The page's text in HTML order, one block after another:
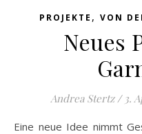
PROJEKTE , VON
Neues
Andrea Stertz / 3.
Eine neue Idee nimmt Gestalt an Ich musste mal wieder